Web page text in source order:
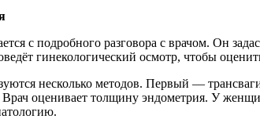
с подробного разговора с врачом. Он
гинекологический осмотр, чтобы
несколько методов. Первый —
Врач оценивает толщину эндометрия. У